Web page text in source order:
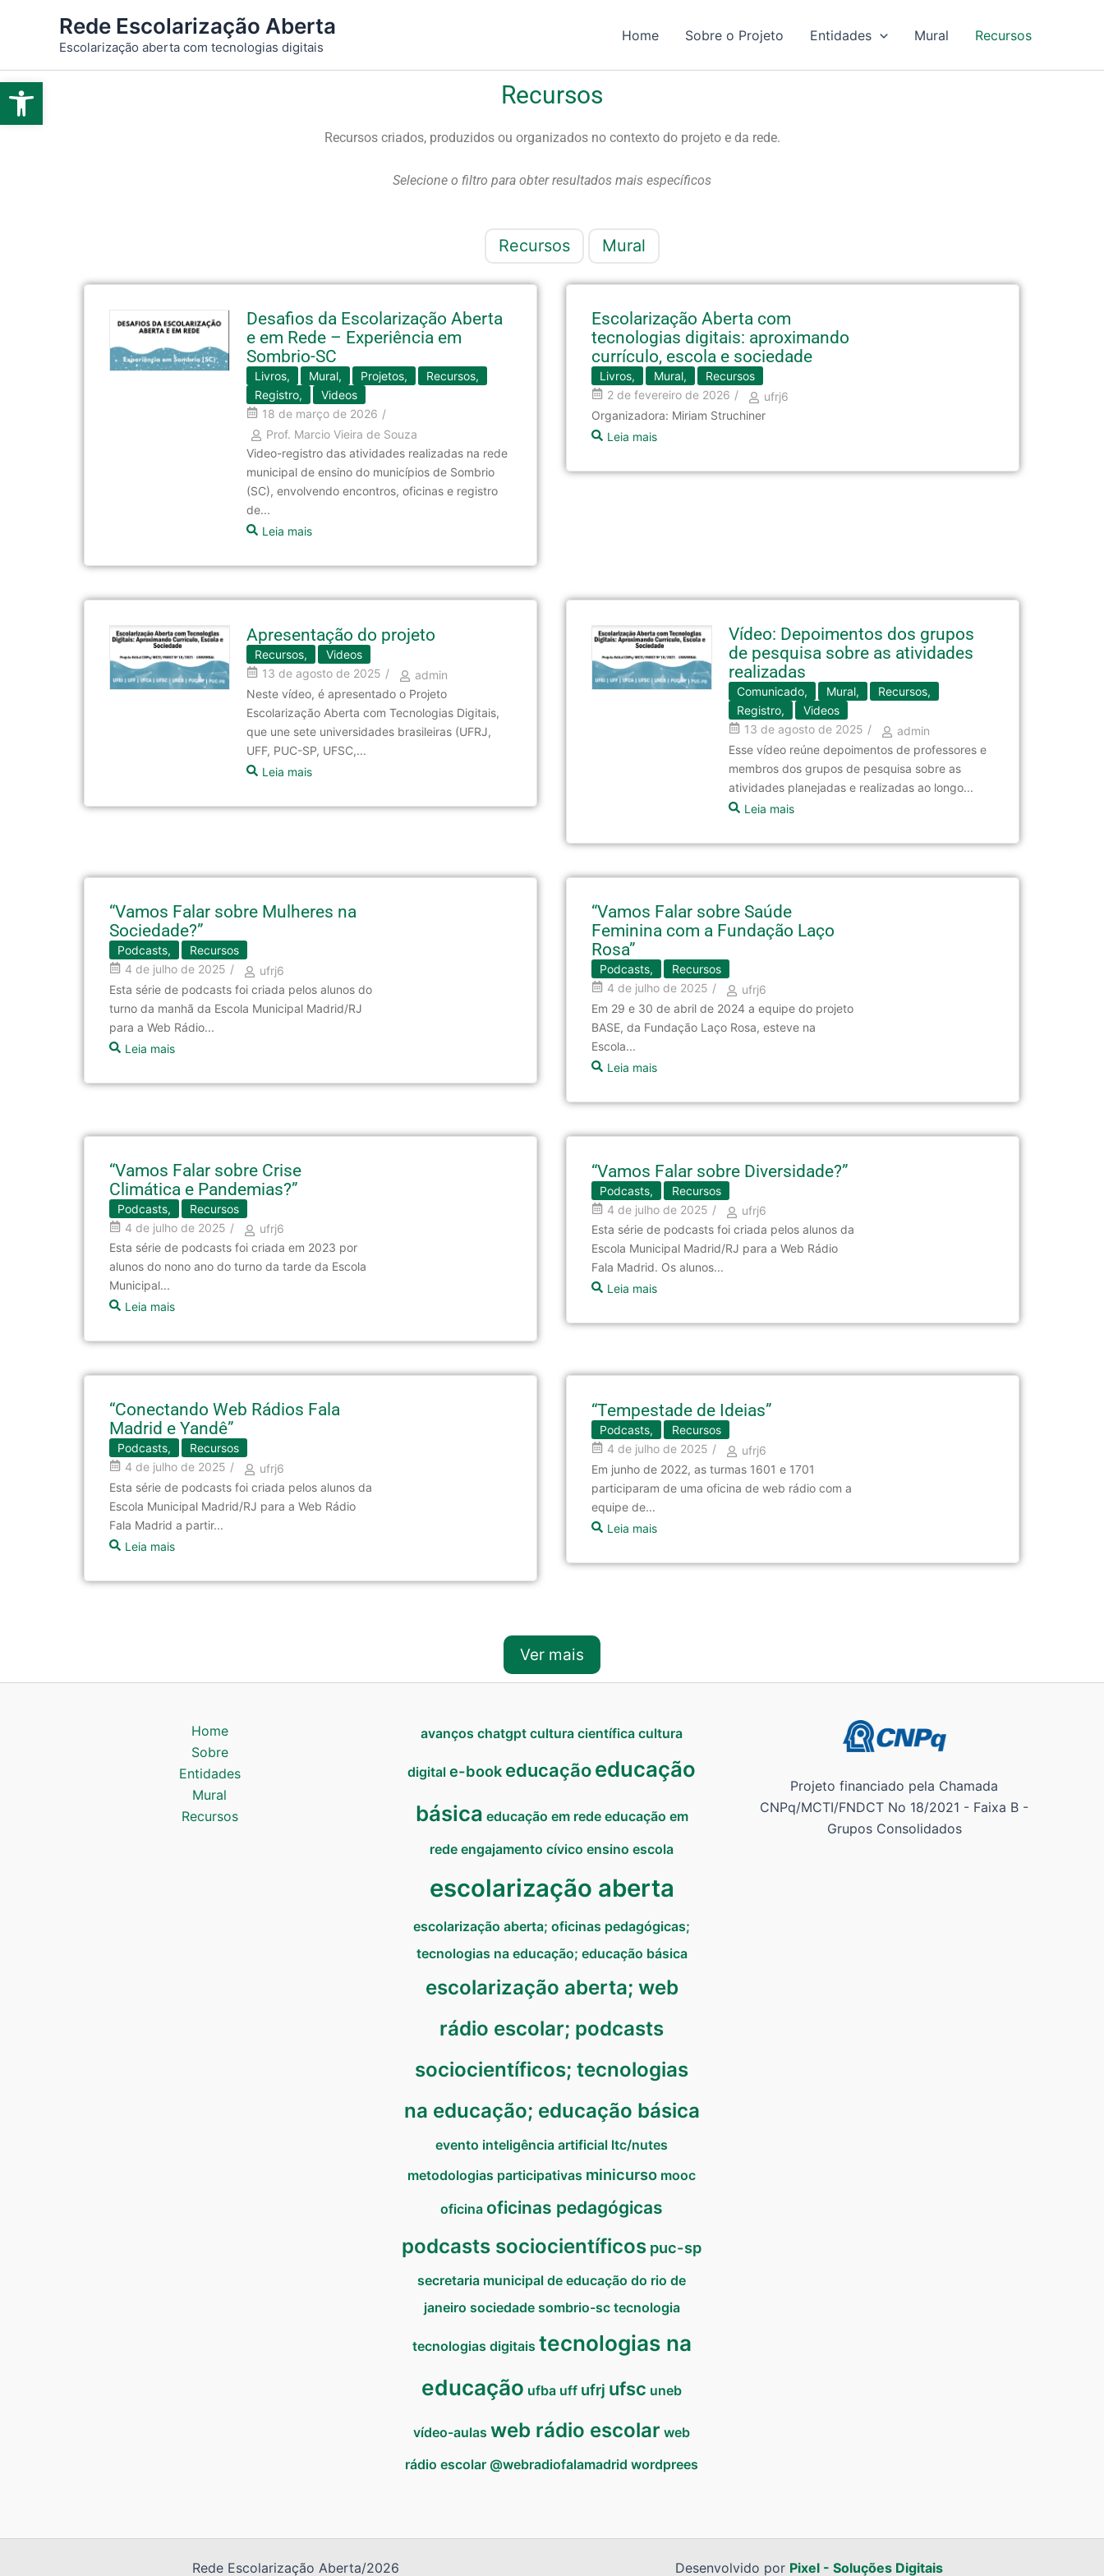
Abrir a barra de ferramentas
conteúdo
Rede Escolarização Aberta
Escolarização aberta com tecnologias digitais
Home Sobre o Projeto Entidades Mural Recursos
Recursos
Recursos criados, produzidos ou organizados no contexto do projeto e da rede.
Selecione o filtro para obter resultados mais específicos
Recursos Mural
Desafios da Escolarização Aberta
e em Rede – Experiência em
Sombrio-SC
Livros, Mural, Projetos, Recursos,
Registro,
Videos
18 de março de 2026 /
Prof. Marcio Vieira de Souza
Video-registro das atividades realizadas na rede
municipal de ensino do municípios de Sombrio
(SC), envolvendo encontros, oficinas e registro
de...
Leia mais
Escolarização Aberta com
tecnologias digitais: aproximando
currículo, escola e sociedade
Livros, Mural,
Recursos
2 de fevereiro de 2026 /
ufrj6
Organizadora: Miriam Struchiner
Leia mais
Apresentação do projeto
Recursos,
Videos
13 de agosto de 2025 /
admin
Neste vídeo, é apresentado o Projeto
Escolarização Aberta com Tecnologias Digitais,
que une sete universidades brasileiras (UFRJ,
UFF, PUC-SP, UFSC,...
Leia mais
Vídeo: Depoimentos dos grupos
de pesquisa sobre as atividades
realizadas
Comunicado, Mural, Recursos,
Registro,
Videos
13 de agosto de 2025 /
admin
Esse vídeo reúne depoimentos de professores e
membros dos grupos de pesquisa sobre as
atividades planejadas e realizadas ao longo...
Leia mais
“Vamos Falar sobre Mulheres na
Sociedade?”
Podcasts,
Recursos
4 de julho de 2025 /
ufrj6
Esta série de podcasts foi criada pelos alunos do
turno da manhã da Escola Municipal Madrid/RJ
para a Web Rádio...
Leia mais
“Vamos Falar sobre Saúde
Feminina com a Fundação Laço
Rosa”
Podcasts,
Recursos
4 de julho de 2025 /
ufrj6
Em 29 e 30 de abril de 2024 a equipe do projeto
BASE, da Fundação Laço Rosa, esteve na
Escola...
Leia mais
“Vamos Falar sobre Crise
Climática e Pandemias?”
Podcasts,
Recursos
4 de julho de 2025 /
ufrj6
Esta série de podcasts foi criada em 2023 por
alunos do nono ano do turno da tarde da Escola
Municipal...
Leia mais
“Vamos Falar sobre Diversidade?”
Podcasts,
Recursos
4 de julho de 2025 /
ufrj6
Esta série de podcasts foi criada pelos alunos da
Escola Municipal Madrid/RJ para a Web Rádio
Fala Madrid. Os alunos...
Leia mais
“Conectando Web Rádios Fala
Madrid e Yandê”
Podcasts,
Recursos
4 de julho de 2025 /
ufrj6
Esta série de podcasts foi criada pelos alunos da
Escola Municipal Madrid/RJ para a Web Rádio
Fala Madrid a partir...
Leia mais
“Tempestade de Ideias”
Podcasts,
Recursos
4 de julho de 2025 /
ufrj6
Em junho de 2022, as turmas 1601 e 1701
participaram de uma oficina de web rádio com a
equipe de...
Leia mais
Ver mais
Home
Sobre
Entidades
Mural
Recursos
avanços chatgpt cultura científica cultura
digital e-book educaçãoeducação
básica educação em rede educação em
rede engajamento cívico ensino escola
escolarização aberta
escolarização aberta; oficinas pedagógicas;
tecnologias na educação; educação básica
escolarização aberta; web
rádio escolar; podcasts
sociocientíficos; tecnologias
na educação; educação básica
evento inteligência artificial ltc/nutes
metodologias participativas minicurso mooc
oficina oficinas pedagógicas
podcasts sociocientíficos puc-sp
secretaria municipal de educação do rio de
janeiro sociedade sombrio-sc tecnologia
tecnologias digitais tecnologias na
educação ufba uff ufrj ufsc uneb
vídeo-aulas web rádio escolar web
rádio escolar @webradiofalamadrid wordprees
Projeto financiado pela Chamada
CNPq/MCTI/FNDCT No 18/2021 - Faixa B -
Grupos Consolidados
Rede Escolarização Aberta/2026 Desenvolvido por Pixel - Soluções Digitais